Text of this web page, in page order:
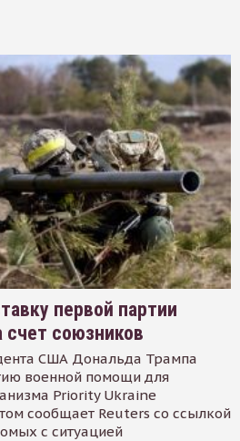
первой партии
счет союзников
США Дональда Трампа
военной помощи для
Priority Ukraine
сообщает Reuters со ссылкой
с ситуацией